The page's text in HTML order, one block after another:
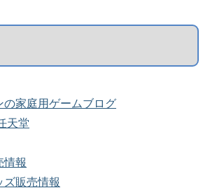
の家庭用ゲームブログ
天堂
情報
ズ販売情報